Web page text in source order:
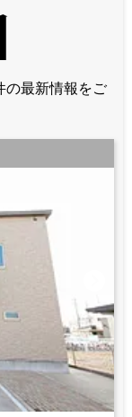
の最新情報をご